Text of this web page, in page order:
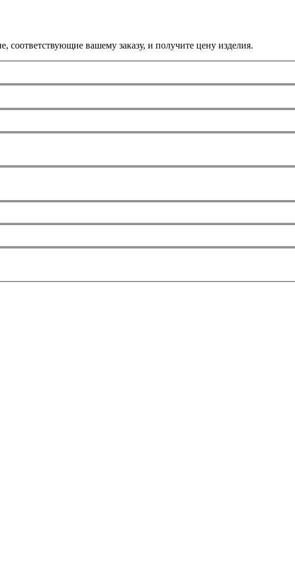
соответствующие вашему заказу, и получите цену изделия.